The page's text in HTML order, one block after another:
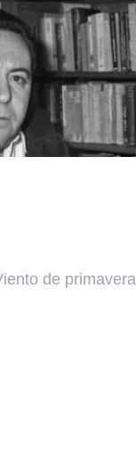
de primavera